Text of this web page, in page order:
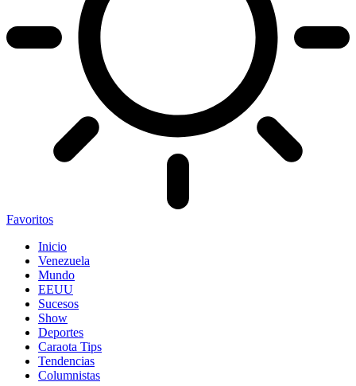
Favoritos
Inicio
Venezuela
Mundo
EEUU
Sucesos
Show
Deportes
Caraota Tips
Tendencias
Columnistas